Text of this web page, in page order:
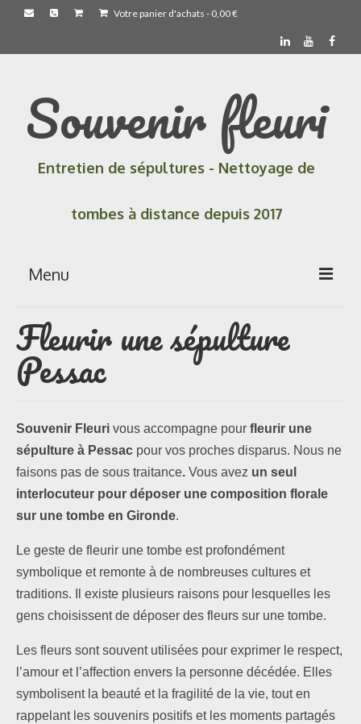
Votre panier d'achats - 0,00€
Souvenir fleuri
Entretien de sépultures - Nettoyage de
tombes à distance depuis 2017
Menu
Accueil
Les prestations
Les compositions
Lieux d’intervention
Actualités
Les newsletters
Contact
Fleurir une sépulture
Pessac
Souvenir Fleuri vous accompagne pour fleurir une
sépulture à Pessac pour vos proches disparus. Nous ne
faisons pas de sous traitance. Vous avez un seul
interlocuteur pour déposer une composition florale
sur une tombe en Gironde.
Le geste de fleurir une tombe est profondément
symbolique et remonte à de nombreuses cultures et
traditions. Il existe plusieurs raisons pour lesquelles les
gens choisissent de déposer des fleurs sur une tombe.
Les fleurs sont souvent utilisées pour exprimer le respect,
l’amour et l’affection envers la personne décédée. Elles
symbolisent la beauté et la fragilité de la vie, tout en
rappelant les souvenirs positifs et les moments partagés